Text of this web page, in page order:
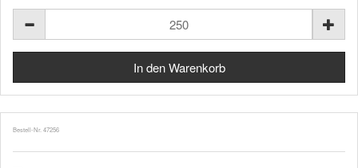
Bestell-Nr. 47256